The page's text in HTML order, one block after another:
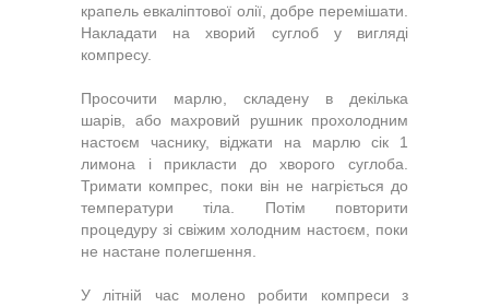
крапель евкаліптової олії, добре перемішати.
Накладати на хворий суглоб у вигляді
компресу.
Просочити марлю, складену в декілька
шарів, або махровий рушник прохолодним
настоєм часнику, віджати на марлю сік 1
лимона і прикласти до хворого суглоба.
Тримати компрес, поки він не нагріється до
температури тіла. Потім повторити
процедуру зі свіжим холодним настоєм, поки
не настане полегшення.
У літній час молено робити компреси з